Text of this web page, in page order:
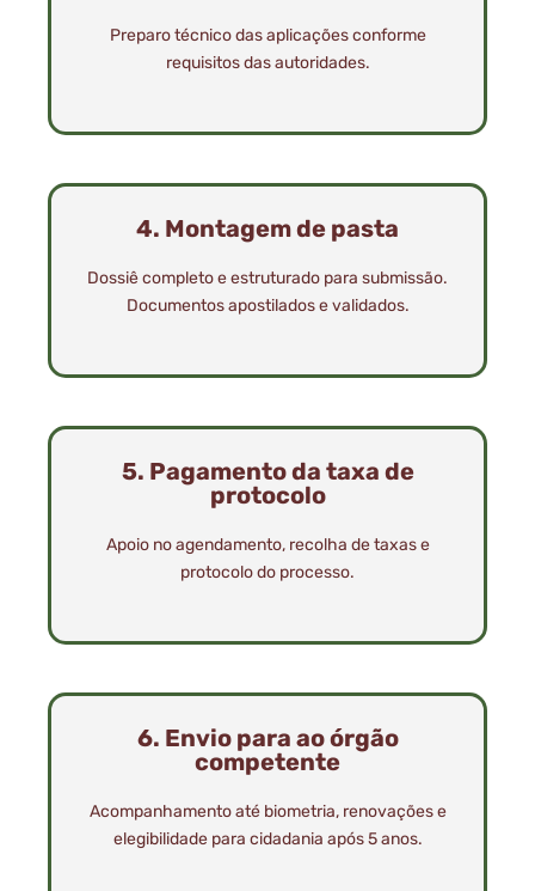
Preparo técnico das aplicações conforme
requisitos das autoridades.
4. Montagem de pasta
Dossiê completo e estruturado para submissão.
Documentos apostilados e validados.
5. Pagamento da taxa de
protocolo
Apoio no agendamento, recolha de taxas e
protocolo do processo.
6. Envio para ao órgão
competente
Acompanhamento até biometria, renovações e
elegibilidade para cidadania após 5 anos.